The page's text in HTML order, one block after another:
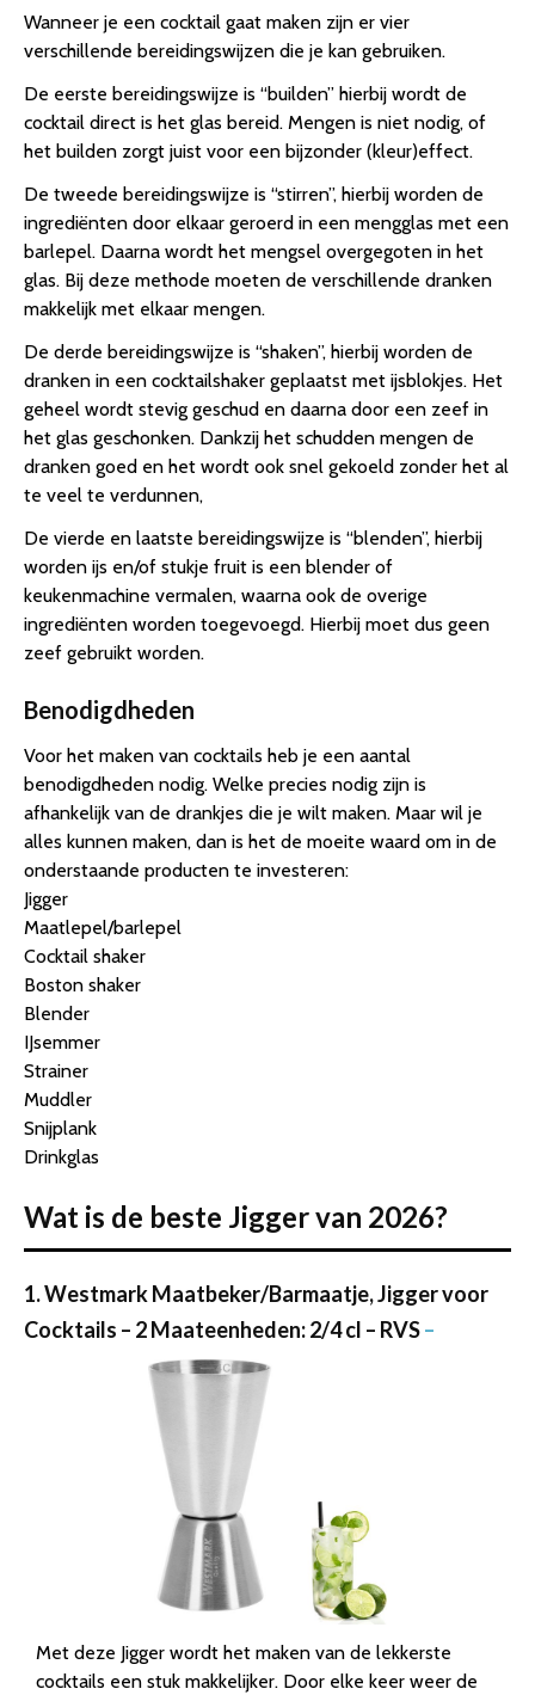
Wanneer je een cocktail gaat maken zijn er vier
verschillende bereidingswijzen die je kan gebruiken.
De eerste bereidingswijze is “builden” hierbij wordt de
cocktail direct is het glas bereid. Mengen is niet nodig, of
het builden zorgt juist voor een bijzonder (kleur)effect.
De tweede bereidingswijze is “stirren”, hierbij worden de
ingrediënten door elkaar geroerd in een mengglas met een
barlepel. Daarna wordt het mengsel overgegoten in het
glas. Bij deze methode moeten de verschillende dranken
makkelijk met elkaar mengen.
De derde bereidingswijze is “shaken”, hierbij worden de
dranken in een cocktailshaker geplaatst met ijsblokjes. Het
geheel wordt stevig geschud en daarna door een zeef in
het glas geschonken. Dankzij het schudden mengen de
dranken goed en het wordt ook snel gekoeld zonder het al
te veel te verdunnen,
De vierde en laatste bereidingswijze is “blenden”, hierbij
worden ijs en/of stukje fruit is een blender of
keukenmachine vermalen, waarna ook de overige
ingrediënten worden toegevoegd. Hierbij moet dus geen
zeef gebruikt worden.
Benodigdheden
Voor het maken van cocktails heb je een aantal
benodigdheden nodig. Welke precies nodig zijn is
afhankelijk van de drankjes die je wilt maken. Maar wil je
alles kunnen maken, dan is het de moeite waard om in de
onderstaande producten te investeren:
Jigger
Maatlepel/barlepel
Cocktail shaker
Boston shaker
Blender
IJsemmer
Strainer
Muddler
Snijplank
Drinkglas
Wat is de beste Jigger van 2026?
1. Westmark Maatbeker/Barmaatje, Jigger voor
Cocktails – 2 Maateenheden: 2/4 cl – RVS–
Met deze Jigger wordt het maken van de lekkerste
cocktails een stuk makkelijker. Door elke keer weer de